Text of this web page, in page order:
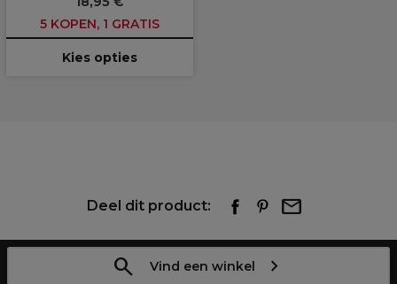
5 KOPEN, 1 GRATIS
Kies opties
Deel dit product:
Vind een winkel